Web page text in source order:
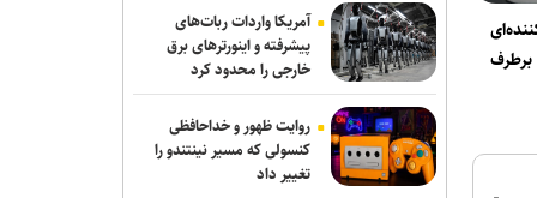
برطرف
عالیشاه در یک قدمی گل‌گهر
باقری قراردادش را با پیکان تمدید کرد
روزنامه‌های ورزشی چهارشنبه ۱۴ مرداد
۱۴۰۵
آمریکا واردات ربات‌های
پیشرفته و اینورترهای برق
خارجی را محدود کرد
روایت ظهور و خداحافظی
کنسولی که مسیر نینتندو را
تغییر داد